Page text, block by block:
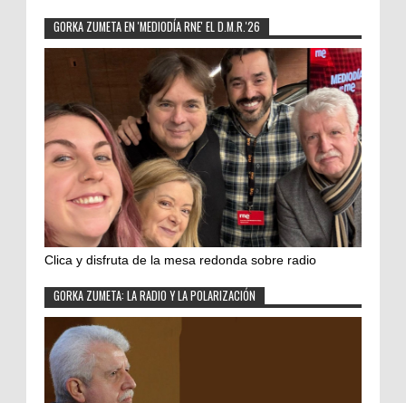
GORKA ZUMETA EN 'MEDIODÍA RNE' EL D.M.R.'26
Clica y disfruta de la mesa redonda sobre radio
GORKA ZUMETA: LA RADIO Y LA POLARIZACIÓN